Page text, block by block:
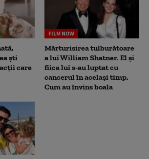
ști
care
FILM NOW
Mărturisirea tulburătoare
a lui William Shatner. El și
fiica lui s-au luptat cu
cancerul în același timp.
Cum au învins boala